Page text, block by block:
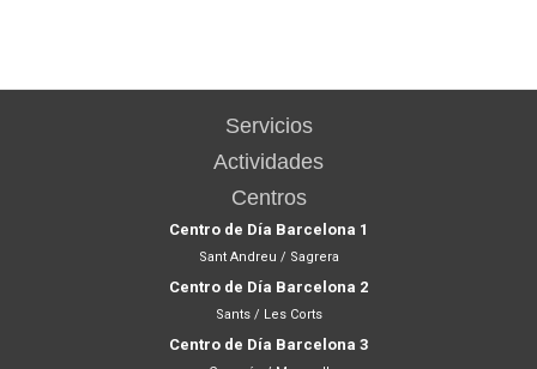
Servicios
Actividades
Centros
Centro de Día Barcelona 1
Sant Andreu / Sagrera
Centro de Día Barcelona 2
Sants / Les Corts
Centro de Día Barcelona 3